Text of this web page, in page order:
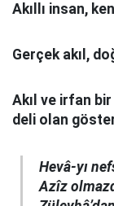
Akıllı insan,
Gerçek akıl,
Akıl ve irfan
deli olan
Hevâ-yı
Azîz